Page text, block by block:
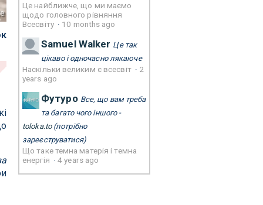
Це найближче, що ми маємо
щодо головного рівняння
Всесвіту · 10 months ago
Samuel Walker Це так
цікаво і одночасно лякаюче
Наскільки великим є всесвіт · 2
years ago
Футуро Все, що вам треба
та багато чого іншого -
toloka.to(потрібно
зареєструватися)
Що таке темна матерія і темна
енергія ·4 years ago